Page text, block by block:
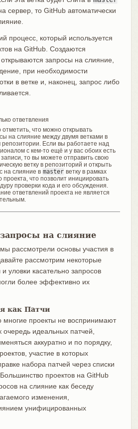
сервер, то GitHub автоматически
процесс, который используется
на GitHub. Создаются
запросы на слияние,
при необходимости
в ветке и, наконец, запрос либо
ответвления
отметить, что можно открывать
на слияние между двумя ветками в
Если вы работаете над
с кем-то ещё и у вас обоих есть
то вы можете отправить свою
ветку в репозиторий и открыть
на слияние в master ветку в рамках
проекта, что позволит инициировать
проверки кода и его обсуждения.
ответвлений проекта не является
на слияние
рассмотрели основы участия в
рассмотрим некоторые
уловки касательно запросов
более эффективно их
как Патчи
многие проекты не воспринимают
очередь идеальных патчей,
аккуратно и по порядку,
участие в которых
набора патчей через списки
проектов на GitHub
на слияние как беседу
изменения,
унифицированных